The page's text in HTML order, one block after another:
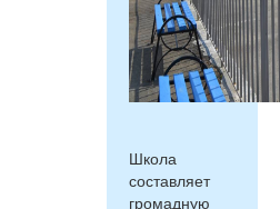
Школа
составляет
громадную